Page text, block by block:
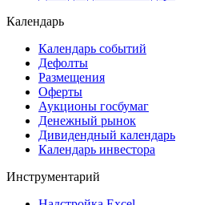
Дивидендный календарь
Календарь
Календарь событий
Дефолты
Размещения
Оферты
Денежный рынок